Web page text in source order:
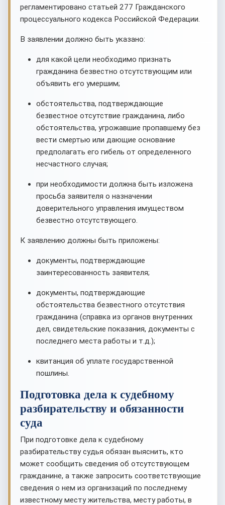
регламентировано статьей 277 Гражданского
процессуального кодекса Российской Федерации.
В заявлении должно быть указано:
для какой цели необходимо признать
гражданина безвестно отсутствующим или
объявить его умершим;
обстоятельства, подтверждающие
безвестное отсутствие гражданина, либо
обстоятельства, угрожавшие пропавшему без
вести смертью или дающие основание
предполагать его гибель от определенного
несчастного случая;
при необходимости должна быть изложена
просьба заявителя о назначении
доверительного управления имуществом
безвестно отсутствующего.
К заявлению должны быть приложены:
документы, подтверждающие
заинтересованность заявителя;
документы, подтверждающие
обстоятельства безвестного отсутствия
гражданина (справка из органов внутренних
дел, свидетельские показания, документы с
последнего места работы и т.д.);
квитанция об уплате государственной
пошлины.
Подготовка дела к судебному
разбирательству и обязанности
суда
При подготовке дела к судебному
разбирательству судья обязан выяснить, кто
может сообщить сведения об отсутствующем
гражданине, а также запросить соответствующие
сведения о нем из организаций по последнему
известному месту жительства, месту работы, в